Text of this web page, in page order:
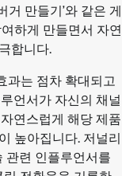
거 만들기’와 같은 게
하게 만들면서 자연
합니다.
과는 점차 확대되고
언서가 자신의 채널
연스럽게 해당 제품
높아집니다. 저널리
관련 인플루언서를